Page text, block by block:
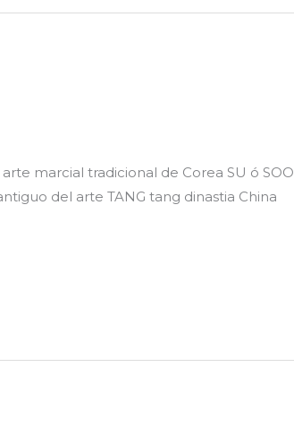
marcial tradicional de Corea SU ó SOO
del arte TANG tang dinastia China